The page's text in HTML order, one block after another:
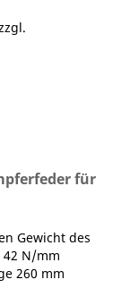
für
Gewicht des
N/mm
260 mm